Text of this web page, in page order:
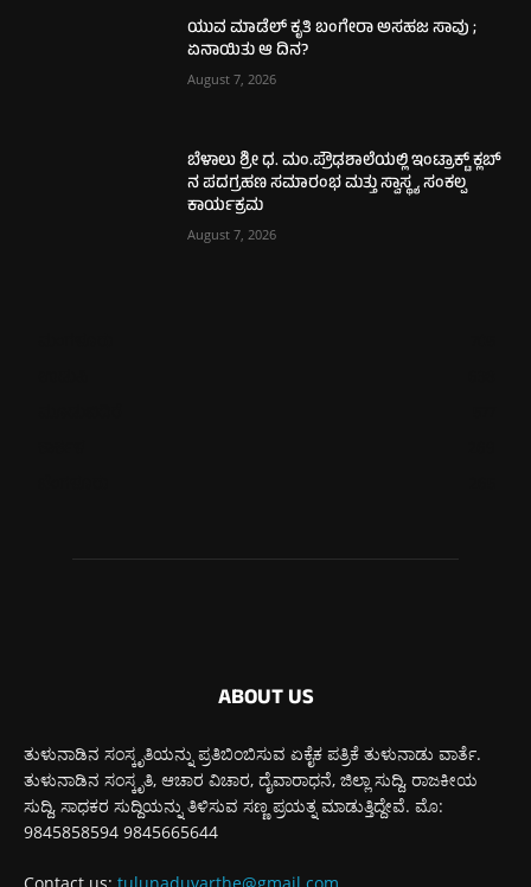
ಯುವ ಮಾಡೆಲ್ ಕೃತಿ ಬಂಗೇರಾ ಅಸಹಜ ಸಾವು ;
ಏನಾಯಿತು ಆ ದಿನ?
August 7, 2026
ಬೆಳಾಲು ಶ್ರೀ ಧ. ಮಂ.ಪ್ರೌಢಶಾಲೆಯಲ್ಲಿ ಇಂಟ್ರಾಕ್ಟ್ ಕ್ಲಬ್
ನ ಪದಗ್ರಹಣ ಸಮಾರಂಭ ಮತ್ತು ಸ್ವಾಸ್ಥ್ಯ ಸಂಕಲ್ಪ
ಕಾರ್ಯಕ್ರಮ
August 7, 2026
ABOUT US
ತುಳುನಾಡಿನ ಸಂಸ್ಕೃತಿಯನ್ನು ಪ್ರತಿಬಿಂಬಿಸುವ ಏಕೈಕ ಪತ್ರಿಕೆ ತುಳುನಾಡು ವಾರ್ತೆ.
ತುಳುನಾಡಿನ ಸಂಸ್ಕೃತಿ, ಆಚಾರ ವಿಚಾರ, ದೈವಾರಾಧನೆ, ಜಿಲ್ಲಾ ಸುದ್ದಿ, ರಾಜಕೀಯ
ಸುದ್ದಿ, ಸಾಧಕರ ಸುದ್ದಿಯನ್ನು ತಿಳಿಸುವ ಸಣ್ಣ ಪ್ರಯತ್ನ ಮಾಡುತ್ತಿದ್ದೇವೆ. ಮೊ:
9845858594 9845665644
Contact us: tulunaduvarthe@gmail.com